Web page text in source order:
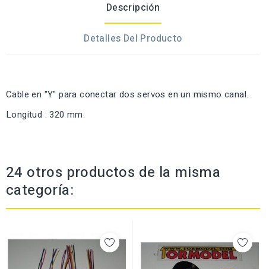
Descripción
Detalles Del Producto
Cable en "Y" para conectar dos servos en un mismo canal.
Longitud : 320 mm.
24 otros productos de la misma
categoría: